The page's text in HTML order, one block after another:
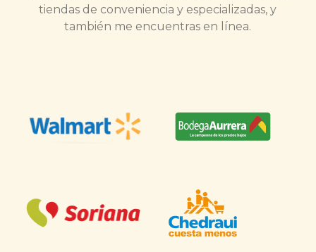
tiendas de conveniencia y especializadas, y
también me encuentras en línea.